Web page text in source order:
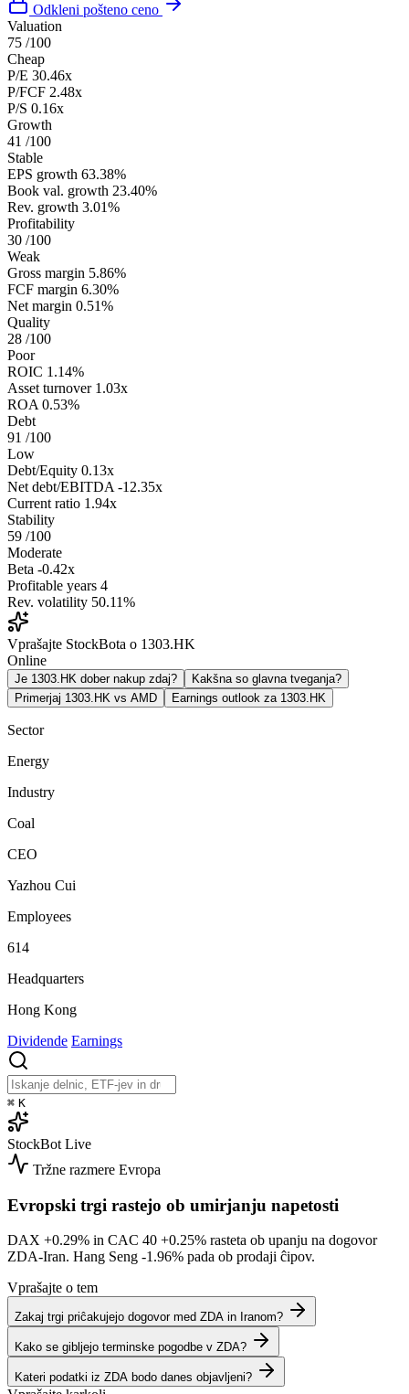
Odkleni pošteno ceno
Valuation
75 /100
Cheap
P/E 30.46x
P/FCF 2.48x
P/S 0.16x
Growth
41 /100
Stable
EPS growth 63.38%
Book val. growth 23.40%
Rev. growth 3.01%
Profitability
30 /100
Weak
Gross margin 5.86%
FCF margin 6.30%
Net margin 0.51%
Quality
28 /100
Poor
ROIC 1.14%
Asset turnover 1.03x
ROA 0.53%
Debt
91 /100
Low
Debt/Equity 0.13x
Net debt/EBITDA -12.35x
Current ratio 1.94x
Stability
59 /100
Moderate
Beta -0.42x
Profitable years 4
Rev. volatility 50.11%
Vprašajte StockBota o 1303.HK
Online
Je 1303.HK dober nakup zdaj?
Kakšna so glavna tveganja?
Primerjaj 1303.HK vs AMD
Earnings outlook za 1303.HK
Sector
Energy
Industry
Coal
CEO
Yazhou Cui
Employees
614
Headquarters
Hong Kong
Dividende Earnings
⌘ K
StockBot Live
Tržne razmere Evropa
Evropski trgi rastejo ob umirjanju napetosti
DAX +0.29% in CAC 40 +0.25% rasteta ob upanju na dogovor
ZDA-Iran. Hang Seng -1.96% pada ob prodaji ĉipov.
Vprašajte o tem
Zakaj trgi priĉakujejo dogovor med ZDA in Iranom?
Kako se gibljejo terminske pogodbe v ZDA?
Kateri podatki iz ZDA bodo danes objavljeni?